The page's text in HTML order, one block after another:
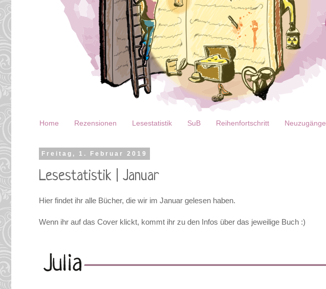
Home Rezensionen Lesestatistik SuB Reihenfortschritt Neuzugänge
Freitag, 1. Februar 2019
Lesestatistik | Januar
Hier findet ihr alle Bücher, die wir im Januar gelesen haben.
Wenn ihr auf das Cover klickt, kommt ihr zu den Infos über das jeweilige Buch :)